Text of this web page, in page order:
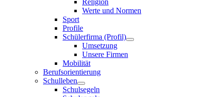
Religion
Werte und Normen
Sport
Profile
Schülerfirma (Profil)
Umsetzung
Unsere Firmen
Mobilität
Berufsorientierung
Schulleben
Schulsegeln